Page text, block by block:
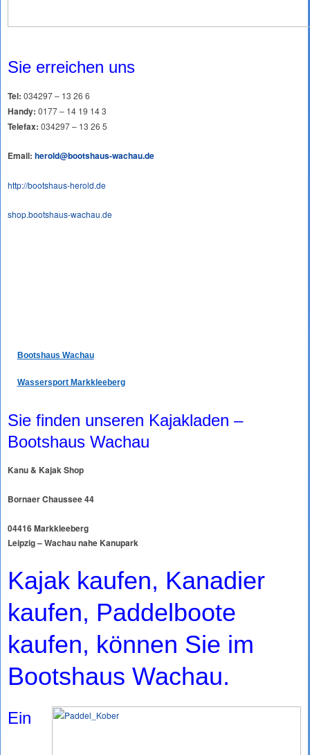
Sie erreichen uns
Tel: 034297 – 13 26 6
Handy: 0177 – 14 19 14 3
Telefax: 034297 – 13 26 5
Email: herold@bootshaus-wachau.de
http://bootshaus-herold.de
shop.bootshaus-wachau.de
Bootshaus Wachau
Wassersport Markkleeberg
Sie finden unseren Kajakladen –
Bootshaus Wachau
Kanu & Kajak Shop
Bornaer Chaussee 44
04416 Markkleeberg
Leipzig – Wachau nahe Kanupark
Kajak kaufen, Kanadier
kaufen, Paddelboote
kaufen, können Sie im
Bootshaus Wachau.
Ein